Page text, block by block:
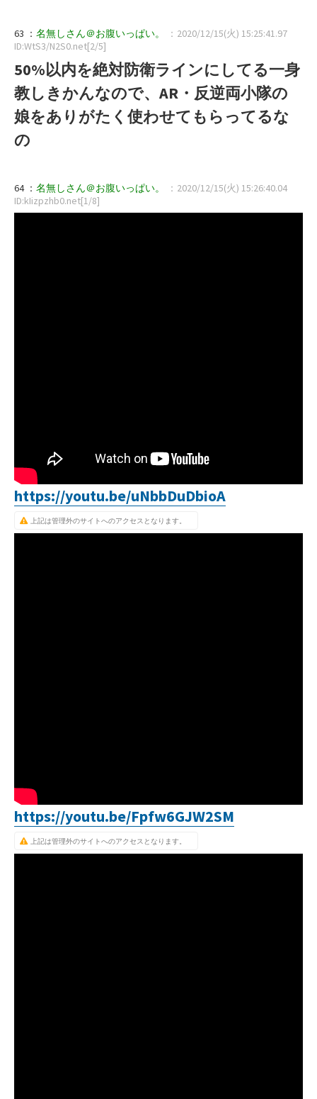
63 ： 名無しさん＠お腹いっぱい。
：2020/12/15(火) 15:25:41.97
ID:WtS3/N2S0.net[2/5]
50%以内を絶対防衛ラインにしてる一身
教しきかんなので、AR・反逆両小隊の
娘をありがたく使わせてもらってるな
の
64 ： 名無しさん＠お腹いっぱい。
：2020/12/15(火) 15:26:40.04
ID:kIizpzhb0.net[1/8]
https://youtu.be/uNbbDuDbioA
上記は管理外のサイトへのアクセスとなります。
https://youtu.be/Fpfw6GJW2SM
上記は管理外のサイトへのアクセスとなります。